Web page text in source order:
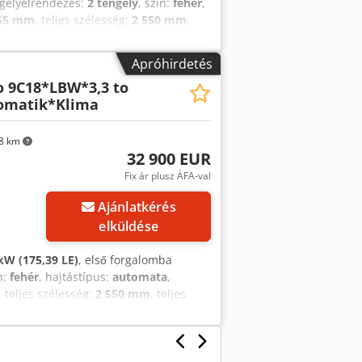
mm, teljes szélesség: 2 550 mm,
ABS, elektronikus
, * Orten CityLifter felépítmény,
tanúsított * Vezetői engedély: 3.
Megnövelhető 8550 kg-ra, ekkor 4400
vonófej * Bär rakodóplatform,
Sxhjpfx Afqorf * 3 ülés *
* ABS * Euro 6
Apróhirdetés
km
9C18*LBW*3,3 to
32 900 EUR
Fix ár plusz ÁFA-val
Ajánlatkérés
elküldése
(175,39 LE), első forgalomba
fehér, hajtástípus: automata,
, teljes szélesség: 2 550 mm, teljes
elektronikus stabilitásprogram